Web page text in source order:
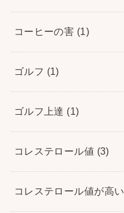
コーヒーの害 (1)
ゴルフ (1)
ゴルフ上達 (1)
コレステロール値 (3)
コレステロール値が高い